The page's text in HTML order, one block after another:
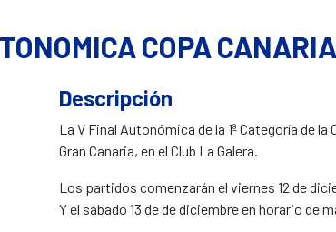
COPA
Descripción
La V Final Autonómica de la 1ª Categoría de
Gran Canaria, en el Club La Galera.
Los partidos comenzarán el viernes 12 de
Y el sábado 13 de de diciembre en horario de